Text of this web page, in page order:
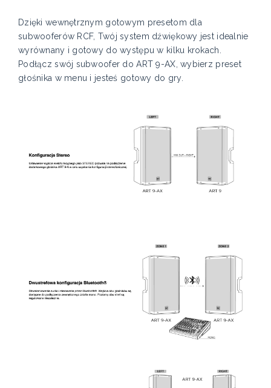
Dzięki wewnętrznym gotowym presetom dla
subwooferów RCF, Twój system dźwiękowy jest idealnie
wyrównany i gotowy do występu w kilku krokach.
Podłącz swój subwoofer do ART 9-AX, wybierz preset
głośnika w menu i jesteś gotowy do gry.